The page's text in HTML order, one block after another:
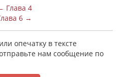
Глава 4
6 →
опечатку в тексте
нам сообщение по